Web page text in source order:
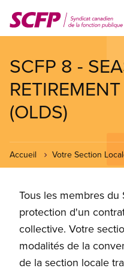
au
contenu
SCFP 8 -
(OLDS)
Accueil Votre Section
Tous les membres du
protection d'un
collective. Votre
modalités de la
de la section locale